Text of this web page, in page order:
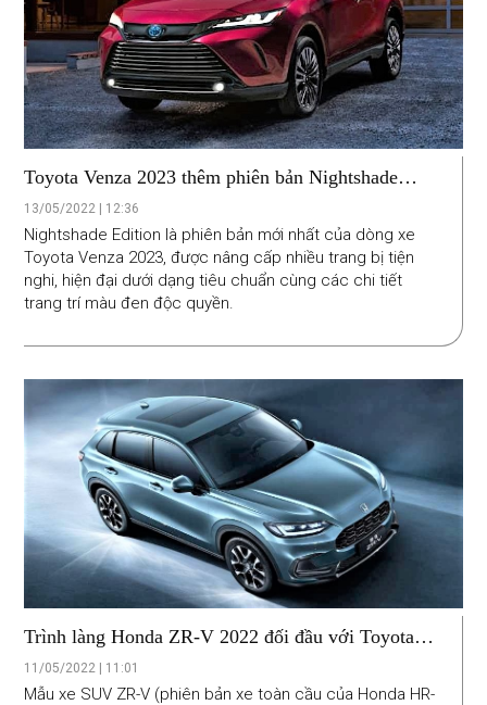
Toyota Venza 2023 thêm phiên bản Nightshade
Edition
13/05/2022 | 12:36
Nightshade Edition là phiên bản mới nhất của dòng xe
Toyota Venza 2023, được nâng cấp nhiều trang bị tiện
nghi, hiện đại dưới dạng tiêu chuẩn cùng các chi tiết
trang trí màu đen độc quyền.
Trình làng Honda ZR-V 2022 đối đầu với Toyota
Corolla Cross
11/05/2022 | 11:01
Mẫu xe SUV ZR-V (phiên bản xe toàn cầu của Honda HR-